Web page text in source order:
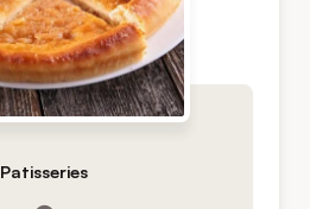
Patisseries